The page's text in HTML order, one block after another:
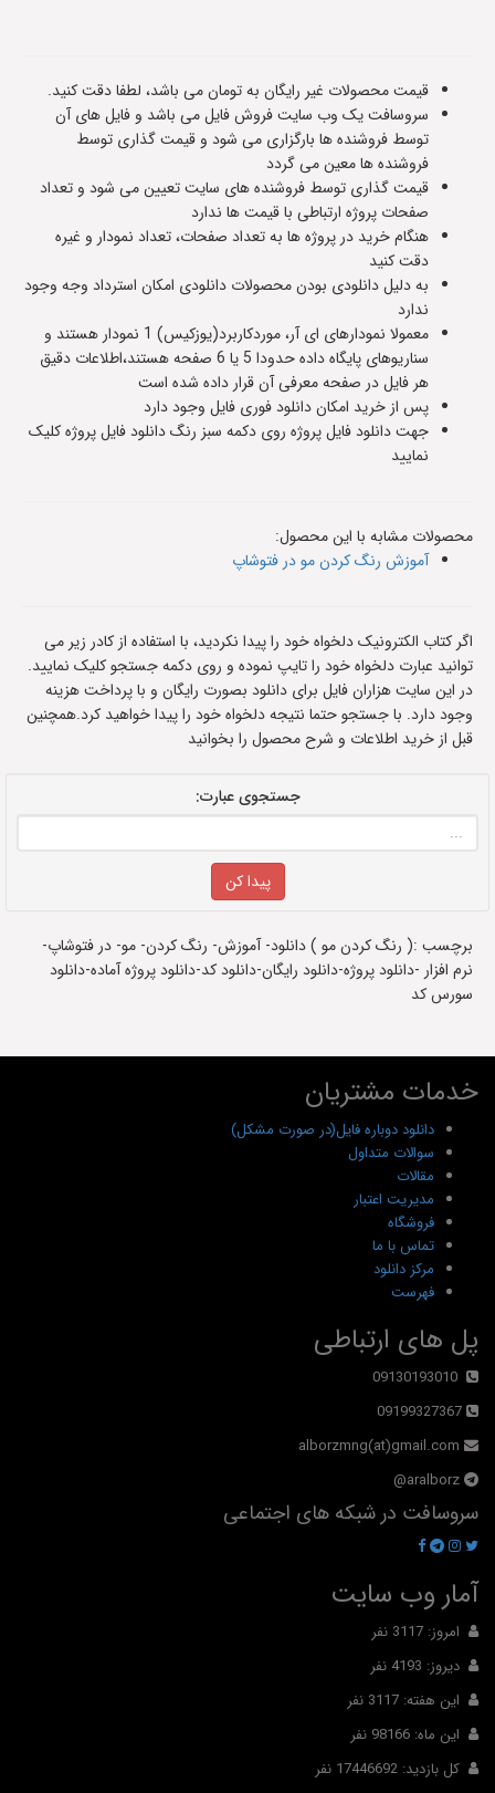
قیمت محصولات غیر رایگان به تومان می باشد، لطفا دقت کنید.
سروسافت یک وب سایت فروش فایل می باشد و فایل های آن
توسط فروشنده ها بارگزاری می شود و قیمت گذاری توسط
فروشنده ها معین می گردد
قیمت گذاری توسط فروشنده های سایت تعیین می شود و تعداد
صفحات پروژه ارتباطی با قیمت ها ندارد
هنگام خرید در پروژه ها به تعداد صفحات، تعداد نمودار و غیره
دقت کنید
به دلیل دانلودی بودن محصولات دانلودی امکان استرداد وجه وجود
ندارد
معمولا نمودارهای ای آر، موردکاربرد(یوزکیس) 1 نمودار هستند و
سناریوهای پایگاه داده حدودا 5 یا 6 صفحه هستند،اطلاعات دقیق
هر فایل در صفحه معرفی آن قرار داده شده است
پس از خرید امکان دانلود فوری فایل وجود دارد
جهت دانلود فایل پروژه روی دکمه سبز رنگ دانلود فایل پروژه کلیک
نمایید
محصولات مشابه با این محصول:
آموزش رنگ کردن مو در فتوشاپ
اگر کتاب الکترونیک دلخواه خود را پیدا نکردید، با استفاده از کادر زیر می
توانید عبارت دلخواه خود را تایپ نموده و روی دکمه جستجو کلیک نمایید.
در این سایت هزاران فایل برای دانلود بصورت رایگان و با پرداخت هزینه
وجود دارد. با جستجو حتما نتیجه دلخواه خود را پیدا خواهید کرد.همچنین
قبل از خرید اطلاعات و شرح محصول را بخوانید
جستجوی عبارت:
برچسب :( رنگ کردن مو ) دانلود- آموزش- رنگ کردن- مو- در فتوشاپ-
نرم افزار -دانلود پروژه-دانلود رایگان-دانلود کد-دانلود پروژه آماده-دانلود
سورس کد
خدمات مشتریان
دانلود دوباره فایل(در صورت مشکل)
سوالات متداول
مقالات
مدیریت اعتبار
فروشگاه
تماس با ما
مرکز دانلود
فهرست
پل های ارتباطی
09130193010
09199327367
alborzmng(at)gmail.com
aralborz@
سروسافت در شبکه های اجتماعی
آمار وب سایت
امروز: 3117 نفر
دیروز: 4193 نفر
این هفته: 3117 نفر
این ماه: 98166 نفر
کل بازدید: 17446692 نفر